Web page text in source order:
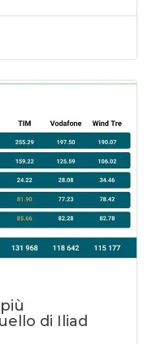
di Iliad